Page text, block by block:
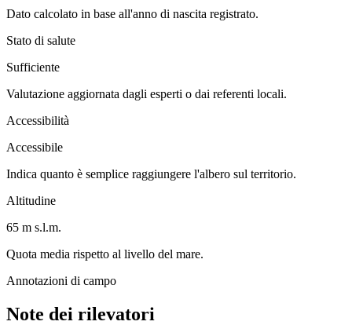
Dato calcolato in base all'anno di nascita registrato.
Stato di salute
Sufficiente
Valutazione aggiornata dagli esperti o dai referenti locali.
Accessibilità
Accessibile
Indica quanto è semplice raggiungere l'albero sul territorio.
Altitudine
65 m s.l.m.
Quota media rispetto al livello del mare.
Annotazioni di campo
Note dei rilevatori